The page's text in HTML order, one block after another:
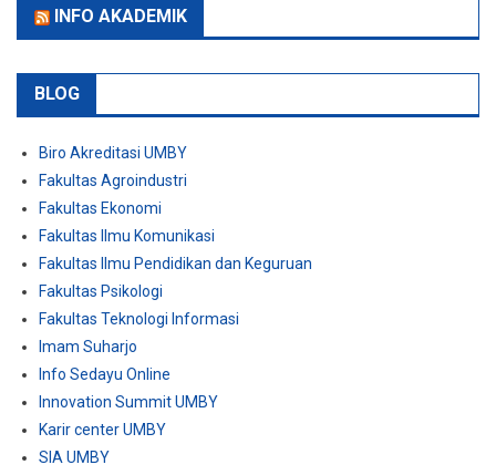
INFO AKADEMIK
BLOG
Biro Akreditasi UMBY
Fakultas Agroindustri
Fakultas Ekonomi
Fakultas Ilmu Komunikasi
Fakultas Ilmu Pendidikan dan Keguruan
Fakultas Psikologi
Fakultas Teknologi Informasi
Imam Suharjo
Info Sedayu Online
Innovation Summit UMBY
Karir center UMBY
SIA UMBY